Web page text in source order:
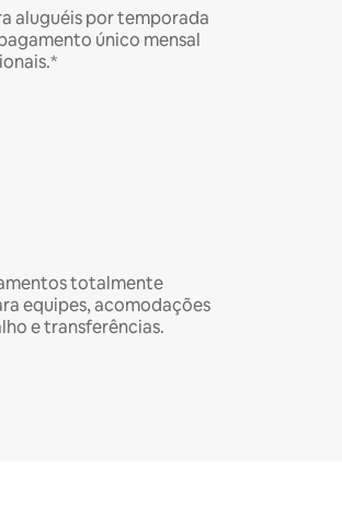
aluguéis por temporada
único mensal
totalmente
equipes, acomodações
e transferências.